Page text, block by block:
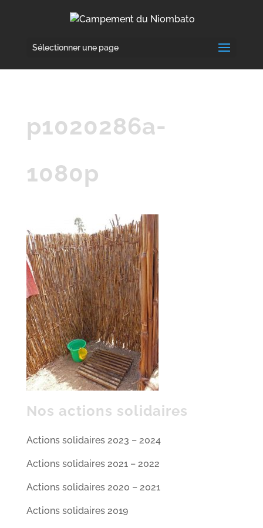
Sélectionner une page
p1020286a-
1080p
Nos actions solidaires
Actions solidaires 2023 – 2024
Actions solidaires 2021 – 2022
Actions solidaires 2020 – 2021
Actions solidaires 2019